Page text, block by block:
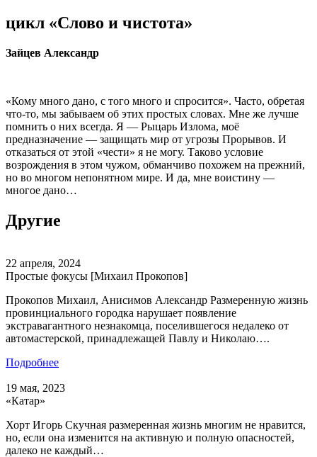
цикл «Слово и чистота»
Зайцев Александр
«Кому много дано, с того много и спросится». Часто, обретая
что-то, мы забываем об этих простых словах. Мне же лучше
помнить о них всегда. Я — Рыцарь Излома, моё
предназначение — защищать мир от угрозы Прорывов. И
отказаться от этой «чести» я не могу. Таково условие
возрождения в этом чужом, обманчиво похожем на прежний,
но во многом непонятном мире. И да, мне воистину —
многое дано…
Другие
22 апреля, 2024
Простые фокусы [Михаил Прокопов]
Прокопов Михаил, Анисимов Александр Размеренную жизнь
провинциального городка нарушает появление
экстравагантного незнакомца, поселившегося недалеко от
автомастерской, принадлежащей Павлу и Николаю….
Подробнее
19 мая, 2023
«Катар»
Хорт Игорь Скучная размеренная жизнь многим не нравится,
но, если она изменится на активную и полную опасностей,
далеко не каждый…